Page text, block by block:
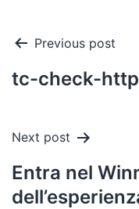
Post
navigation
Previous post
tc-check-
Next post
Entra nel